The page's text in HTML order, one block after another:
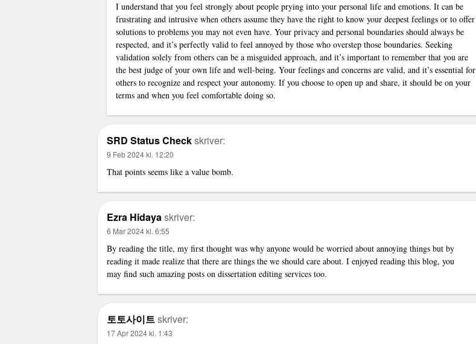
I understand that you feel strongly about people prying into your personal life and emotions. It can be
frustrating and intrusive when others assume they have the right to know your deepest feelings or to offer
solutions to problems you may not even have. Your privacy and personal boundaries should always be
respected, and it’s perfectly valid to feel annoyed by those who overstep those boundaries. Seeking
validation solely from others can be a misguided approach, and it’s important to remember that you are
the best judge of your own life and well-being. Your feelings and concerns are valid, and it’s essential for
others to recognize and respect your autonomy. If you choose to open up and share, it should be on your
terms and when you feel comfortable doing so.
SRD Status Checkskriver:
9 Feb 2024 kl. 12:20
That points seems like a value bomb.
Ezra Hidayaskriver:
6 Mar 2024 kl. 6:55
By reading the title, my first thought was why anyone would be worried about annoying things but by
reading it made realize that there are things the we should care about. I enjoyed reading this blog, you
may find such amazing posts on dissertation editing services too.
토토사이트skriver:
17 Apr 2024 kl. 1:43